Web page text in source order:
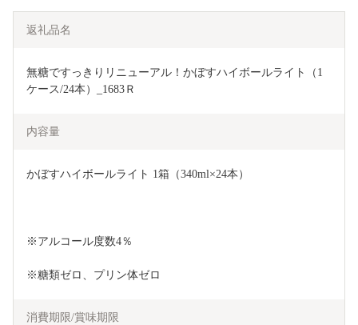
返礼品名
無糖ですっきりリニューアル！かぼすハイボールライト（1
ケース/24本）_1683Ｒ
内容量
かぼすハイボールライト 1箱（340ml×24本）
※アルコール度数4％
※糖類ゼロ、プリン体ゼロ
消費期限/賞味期限